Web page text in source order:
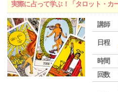
実際に占って学ぶ！「タロット・カ
講師
日程
時間
回数